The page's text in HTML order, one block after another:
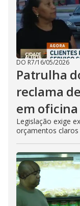
DO R7/16/05/2026
Patrulha
reclama
em oficina
Legislação exige
orçamentos claros